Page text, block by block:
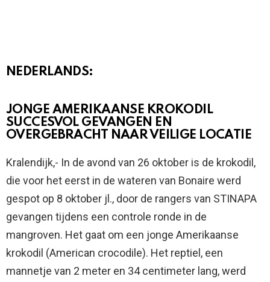
NEDERLANDS:
JONGE AMERIKAANSE KROKODIL
SUCCESVOL GEVANGEN EN
OVERGEBRACHT NAAR VEILIGE LOCATIE
Kralendijk,- In de avond van 26 oktober is de krokodil,
die voor het eerst in de wateren van Bonaire werd
gespot op 8 oktober jl., door de rangers van STINAPA
gevangen tijdens een controle ronde in de
mangroven. Het gaat om een jonge Amerikaanse
krokodil (American crocodile). Het reptiel, een
mannetje van 2 meter en 34 centimeter lang, werd